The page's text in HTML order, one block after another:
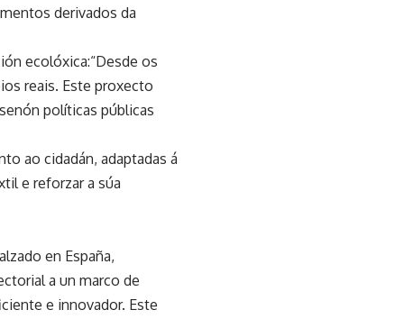
derivados da
ecolóxica:“Desde os
reais. Este proxecto
políticas públicas
ao cidadán, adaptadas á
e reforzar a súa
en España,
a un marco de
e innovador. Este